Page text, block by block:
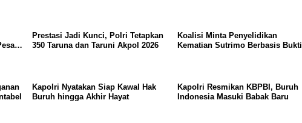
Prestasi Jadi Kunci, Polri Tetapkan
350 Taruna dan Taruni Akpol 2026
Koalisi Minta Penyelidikan
Kematian Sutrimo Berbasis Bukti
Kapolri Nyatakan Siap Kawal Hak
Buruh hingga Akhir Hayat
Kapolri Resmikan KBPBI, Buruh
Indonesia Masuki Babak Baru